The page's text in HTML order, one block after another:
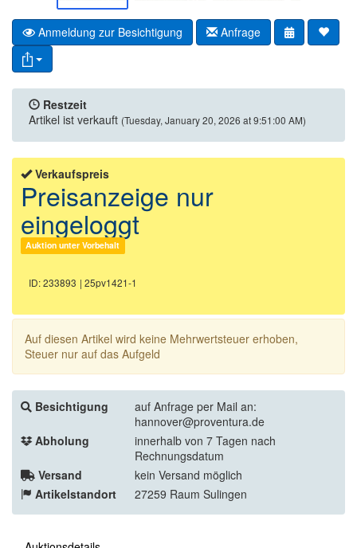
Anmeldung zur Besichtigung Anfrage
Restzeit
Artikel ist verkauft (Tuesday, January 20, 2026 at 9:51:00 AM)
Verkaufspreis
Preisanzeige nur
eingeloggt
Auktion unter Vorbehalt
ID: 233893 | 25pv1421-1
Auf diesen Artikel wird keine Mehrwertsteuer erhoben,
Steuer nur auf das Aufgeld
Besichtigung
auf Anfrage per Mail an:
hannover@proventura.de
Abholung
innerhalb von 7 Tagen nach
Rechnungsdatum
Versand
kein Versand möglich
Artikelstandort
27259 Raum Sulingen